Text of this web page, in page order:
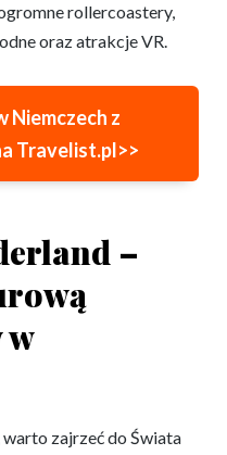
rollercoastery,
oraz atrakcje VR.
Niemczech z
Travelist.pl>>
–
w
zajrzeć do Świata